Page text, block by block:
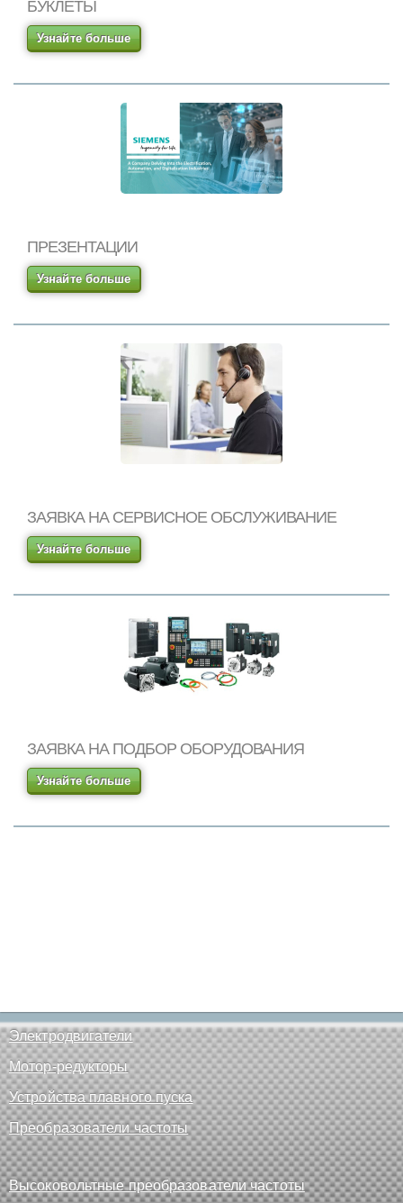
БУКЛЕТЫ
Узнайте больше
ПРЕЗЕНТАЦИИ
Узнайте больше
ЗАЯВКА НА СЕРВИСНОЕ ОБСЛУЖИВАНИЕ
Узнайте больше
ЗАЯВКА НА ПОДБОР ОБОРУДОВАНИЯ
Узнайте больше
Электродвигатели
Мотор-редукторы
Устройства плавного пуска
Преобразователи частоты
Высоковольтные преобразователи частоты